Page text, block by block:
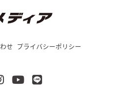
せ プライバシーポリシー